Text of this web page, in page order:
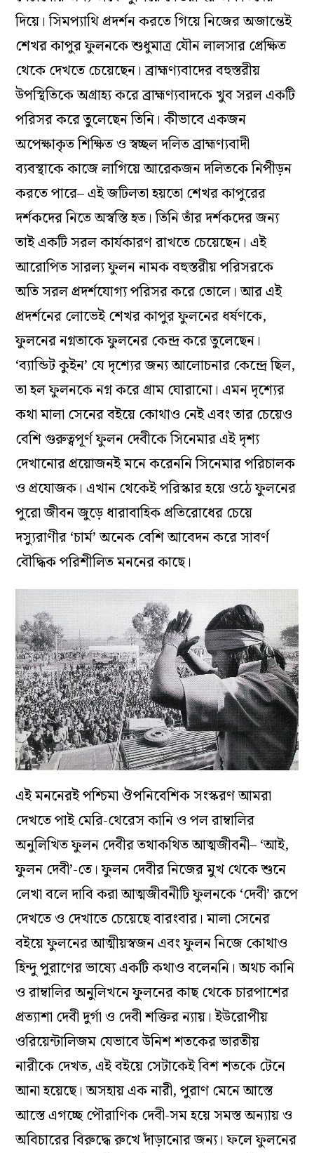
দিয়ে। সিমপ্যাথি প্রদর্শন করতে গিয়ে নিজের অজান্তেই
শেখর কাপুর ফুলনকে শুধুমাত্র যৌন লালসার প্রেক্ষিত
থেকে দেখতে চেয়েছেন। ব্রাহ্মণ্যবাদের বহুস্তরীয়
উপস্থিতিকে অগ্রাহ্য করে ব্রাহ্মণ্যবাদকে খুব সরল একটি
পরিসর করে তুলেছেন তিনি। কীভাবে একজন
অপেক্ষাকৃত শিক্ষিত ও স্বচ্ছল দলিত ব্রাহ্মণ্যবাদী
ব্যবস্থাকে কাজে লাগিয়ে আরেকজন দলিতকে নিপীড়ন
করতে পারে– এই জটিলতা হয়তো শেখর কাপুরের
দর্শকদের নিতে অস্বস্তি হত। তিনি তাঁর দর্শকদের জন্য
তাই একটি সরল কার্যকারণ রাখতে চেয়েছেন। এই
আরোপিত সারল্য ফুলন নামক বহুস্তরীয় পরিসরকে
অতি সরল প্রদর্শযোগ্য পরিসর করে তোলে। আর এই
প্রদর্শনের লোভেই শেখর কাপুর ফুলনের ধর্ষণকে,
ফুলনের নগ্নতাকে ফুলনের কেন্দ্র করে তুলেছেন।
‘ব্যান্ডিট কুইন’ যে দৃশ্যের জন্য আলোচনার কেন্দ্রে ছিল,
তা হল ফুলনকে নগ্ন করে গ্রাম ঘোরানো। এমন দৃশ্যের
কথা মালা সেনের বইয়ে কোথাও নেই এবং তার চেয়েও
বেশি গুরুত্বপূর্ণ ফুলন দেবীকে সিনেমার এই দৃশ্য
দেখানোর প্রয়োজনই মনে করেননি সিনেমার পরিচালক
ও প্রযোজক। এখান থেকেই পরিস্কার হয়ে ওঠে ফুলনের
পুরো জীবন জুড়ে ধারাবাহিক প্রতিরোধের চেয়ে
দস্যুরাণীর ‘চার্ম’ অনেক বেশি আবেদন করে সাবর্ণ
বৌদ্ধিক পরিশীলিত মননের কাছে।
এই মননেরই পশ্চিমা ঔপনিবেশিক সংস্করণ আমরা
দেখতে পাই মেরি-থেরেস কানি ও পল রাম্বালির
অনুলিখিত ফুলন দেবীর তথাকথিত আত্মজীবনী– ‘আই,
ফুলন দেবী’-তে। ফুলন দেবীর নিজের মুখ থেকে শুনে
লেখা বলে দাবি করা আত্মজীবনীটি ফুলনকে ‘দেবী’ রূপে
দেখতে ও দেখাতে চেয়েছে বারংবার। মালা সেনের
বইয়ে ফুলনের আত্মীয়স্বজন এবং ফুলন নিজে কোথাও
হিন্দু পুরাণের ভাষ্যে একটি কথাও বলেননি। অথচ কানি
ও রাম্বালির অনুলিখনে ফুলনের কাছ থেকে চারপাশের
প্রত্যাশা দেবী দুর্গা ও দেবী শক্তির ন্যায়। ইউরোপীয়
ওরিয়েন্টালিজম যেভাবে উনিশ শতকের ভারতীয়
নারীকে দেখত, এই বইয়ে সেটাকেই বিশ শতকে টেনে
আনা হয়েছে। অসহায় এক নারী, পুরাণ মেনে আস্তে
আস্তে এগচ্ছে পৌরাণিক দেবী-সম হয়ে সমস্ত অন্যায় ও
অবিচারের বিরুদ্ধে রুখে দাঁড়ানোর জন্য। ফলে ফুলনের